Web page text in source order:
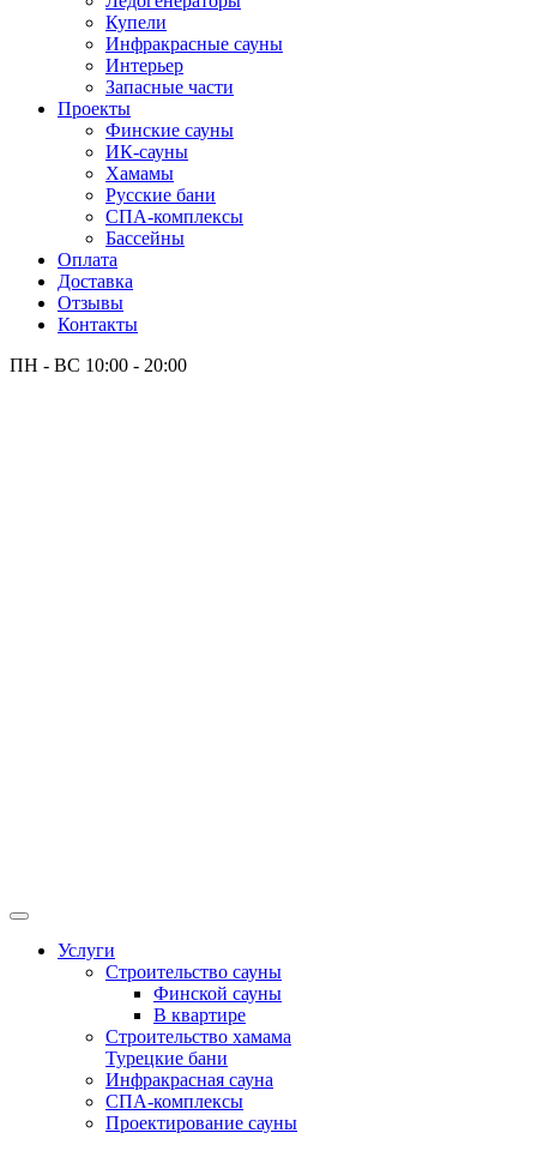
Купели
Инфракрасные сауны
Интерьер
Запасные части
Проекты
Финские сауны
ИК-сауны
Хамамы
Русские бани
СПА-комплексы
Бассейны
Оплата
Доставка
Отзывы
Контакты
ПН - ВС 10:00 - 20:00
Услуги
Строительство сауны
Финской сауны
В квартире
Строительство хамама
Турецкие бани
Инфракрасная сауна
СПА-комплексы
Проектирование сауны